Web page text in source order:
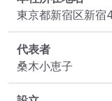
東京都新宿区新
代表者
桑木小恵子